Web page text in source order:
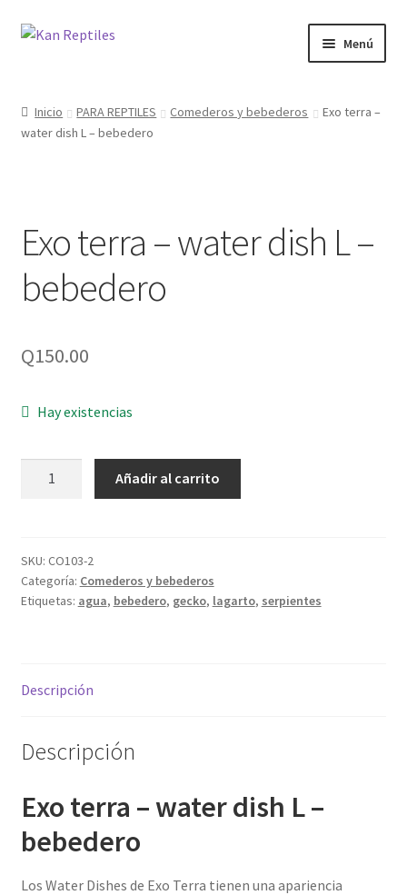
Ir
Ir
Menú
Tienda
Inicio PARA REPTILES Comederos y bebederos
Exo terra –
water dish L – bebedero
Exo terra – water dish L –
bebedero
Q150.00
Hay existencias
dish
L
-
Añadir al carrito
SKU: CO103-2
Categoría: Comederos y bebederos
Etiquetas: agua, bebedero, gecko, lagarto, serpientes
Descripción
Descripción
Exo terra – water dish L –
bebedero
Los Water Dishes de Exo Terra tienen una apariencia